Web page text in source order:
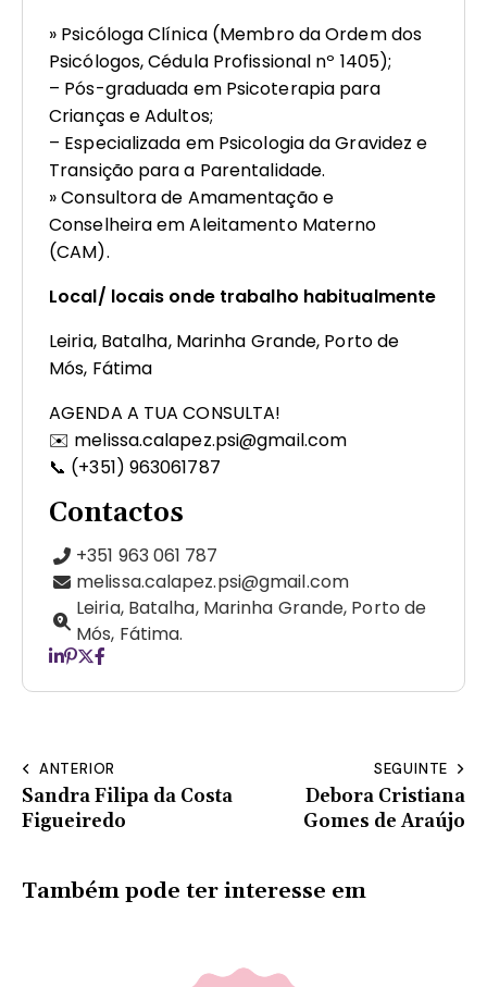
» Psicóloga Clínica (Membro da Ordem dos
Psicólogos, Cédula Profissional nº 1405);
– Pós-graduada em Psicoterapia para
Crianças e Adultos;
– Especializada em Psicologia da Gravidez e
Transição para a Parentalidade.
» Consultora de Amamentação e
Conselheira em Aleitamento Materno
(CAM).
Local/ locais onde trabalho habitualmente
Leiria, Batalha, Marinha Grande, Porto de
Mós, Fátima
AGENDA A TUA CONSULTA!
✉️ melissa.calapez.psi@gmail.com
📞 (+351) 963061787
Contactos
+351 963 061 787
melissa.calapez.psi@gmail.com
Leiria, Batalha, Marinha Grande, Porto de
Mós, Fátima.
ANTERIOR
Sandra Filipa da Costa
Figueiredo
SEGUINTE
Debora Cristiana
Gomes de Araújo
Também pode ter interesse em